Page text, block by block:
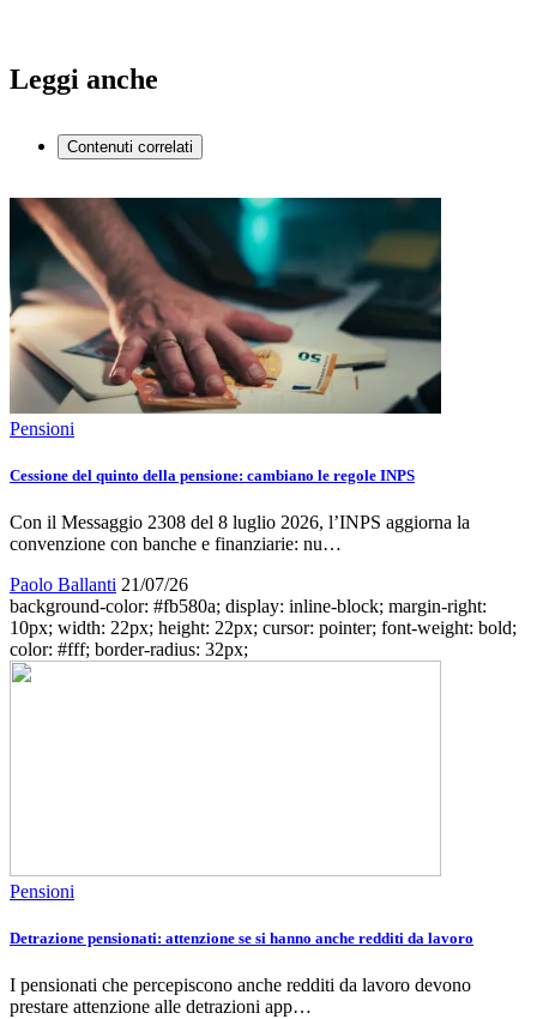
Leggi anche
Contenuti correlati
Pensioni
Cessione del quinto della pensione: cambiano le regole INPS
Con il Messaggio 2308 del 8 luglio 2026, l’INPS aggiorna la
convenzione con banche e finanziarie: nu…
Paolo Ballanti 21/07/26
background-color: #fb580a; display: inline-block; margin-right:
10px; width: 22px; height: 22px; cursor: pointer; font-weight: bold;
color: #fff; border-radius: 32px;
Pensioni
Detrazione pensionati: attenzione se si hanno anche redditi da lavoro
I pensionati che percepiscono anche redditi da lavoro devono
prestare attenzione alle detrazioni app…